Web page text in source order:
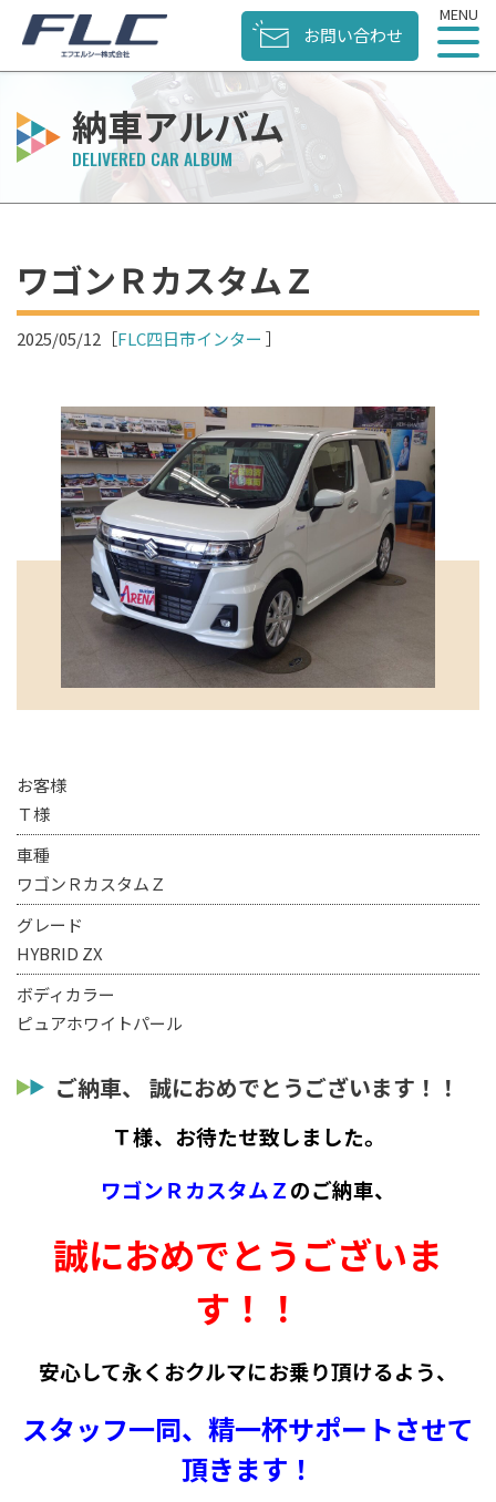
お問い合わせ
納車アルバム
ワゴンＲカスタムＺ
2025/05/12 ［FLC四日市インター ］
お客様
Ｔ様
車種
ワゴンＲカスタムＺ
グレード
HYBRID ZX
ボディカラー
ピュアホワイトパール
ご納車、 誠におめでとうございます！！
Ｔ様、お待たせ致しました。
ワゴンＲカスタムＺのご納車、
誠におめでとうございま
す！！
安心して永くおクルマにお乗り頂けるよう、
スタッフ一同、精一杯サポートさせて
頂きます！